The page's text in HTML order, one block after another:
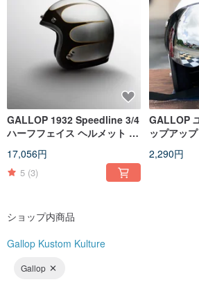
GALLOP 1932 Speedline 3/4
ハーフフェイス ヘルメット ハ
17,056円
5 (3)
GALLOP
ップアッ
キシリーズ
2,290円
ショップ内商品
Gallop Kustom Kulture
Gallop